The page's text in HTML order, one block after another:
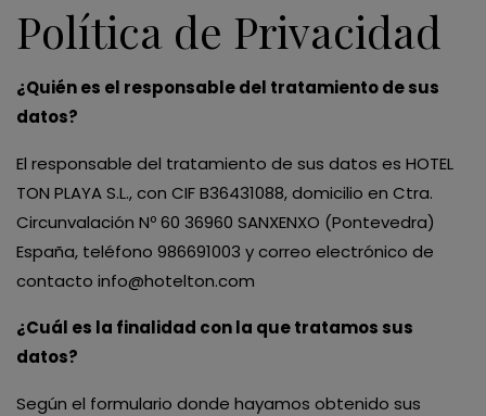
Política de Privacidad
¿Quién es el responsable del tratamiento de sus
datos?
El responsable del tratamiento de sus datos es HOTEL
TON PLAYA S.L., con CIF B36431088, domicilio en Ctra.
Circunvalación Nº 60 36960 SANXENXO (Pontevedra)
España, teléfono 986691003 y correo electrónico de
contacto info@hotelton.com
¿Cuál es la finalidad con la que tratamos sus
datos?
Según el formulario donde hayamos obtenido sus